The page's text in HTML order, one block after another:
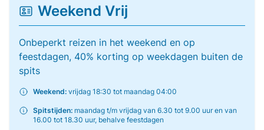
Weekend Vrij
Onbeperkt reizen in het weekend en op
feestdagen, 40% korting op weekdagen buiten de
spits
Weekend: vrijdag 18:30 tot maandag 04:00
Spitstijden: maandag t/m vrijdag van 6.30 tot 9.00 uur en van
16.00 tot 18.30 uur, behalve feestdagen